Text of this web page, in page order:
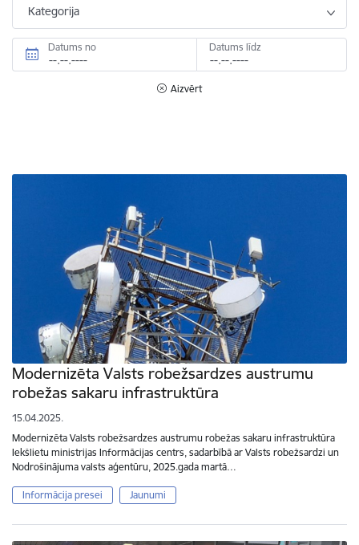
Kategorija
Datums no Datums līdz
Aizvērt
Modernizēta Valsts robežsardzes austrumu
robežas sakaru infrastruktūra
15.04.2025.
Modernizēta Valsts robežsardzes austrumu robežas sakaru infrastruktūra
Iekšlietu ministrijas Informācijas centrs, sadarbībā ar Valsts robežsardzi un
Nodrošinājuma valsts aģentūru, 2025.gada martā…
Informācija presei Jaunumi